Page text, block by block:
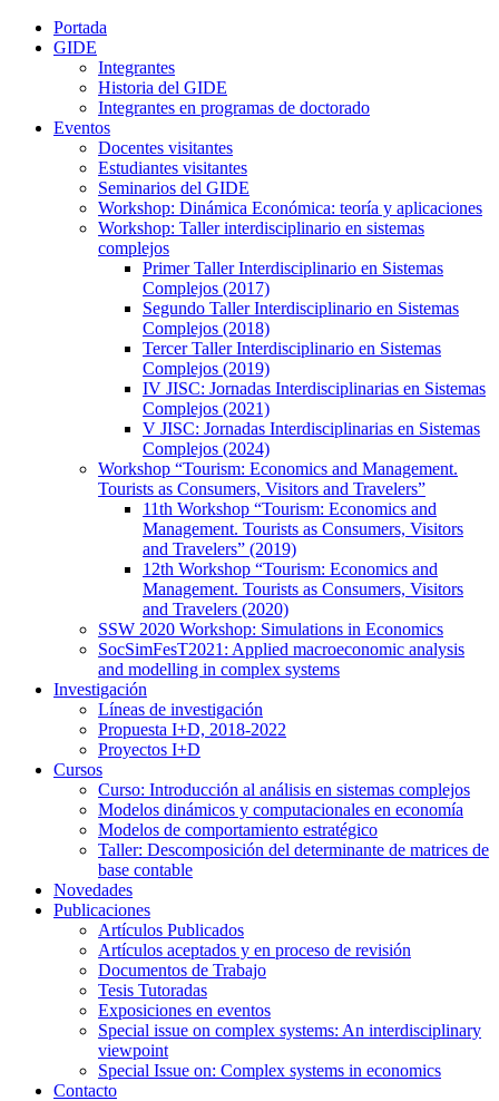
Portada
GIDE
Integrantes
Historia del GIDE
Integrantes en programas de doctorado
Eventos
Docentes visitantes
Estudiantes visitantes
Seminarios del GIDE
Workshop: Dinámica Económica: teoría y aplicaciones
Workshop: Taller interdisciplinario en sistemas
complejos
Primer Taller Interdisciplinario en Sistemas
Complejos (2017)
Segundo Taller Interdisciplinario en Sistemas
Complejos (2018)
Tercer Taller Interdisciplinario en Sistemas
Complejos (2019)
IV JISC: Jornadas Interdisciplinarias en Sistemas
Complejos (2021)
V JISC: Jornadas Interdisciplinarias en Sistemas
Complejos (2024)
Workshop “Tourism: Economics and Management.
Tourists as Consumers, Visitors and Travelers”
11th Workshop “Tourism: Economics and
Management. Tourists as Consumers, Visitors
and Travelers” (2019)
12th Workshop “Tourism: Economics and
Management. Tourists as Consumers, Visitors
and Travelers (2020)
SSW 2020 Workshop: Simulations in Economics
SocSimFesT2021: Applied macroeconomic analysis
and modelling in complex systems
Investigación
Líneas de investigación
Propuesta I+D, 2018-2022
Proyectos I+D
Cursos
Curso: Introducción al análisis en sistemas complejos
Modelos dinámicos y computacionales en economía
Modelos de comportamiento estratégico
Taller: Descomposición del determinante de matrices de
base contable
Novedades
Publicaciones
Artículos Publicados
Artículos aceptados y en proceso de revisión
Documentos de Trabajo
Tesis Tutoradas
Exposiciones en eventos
Special issue on complex systems: An interdisciplinary
viewpoint
Special Issue on: Complex systems in economics
Contacto